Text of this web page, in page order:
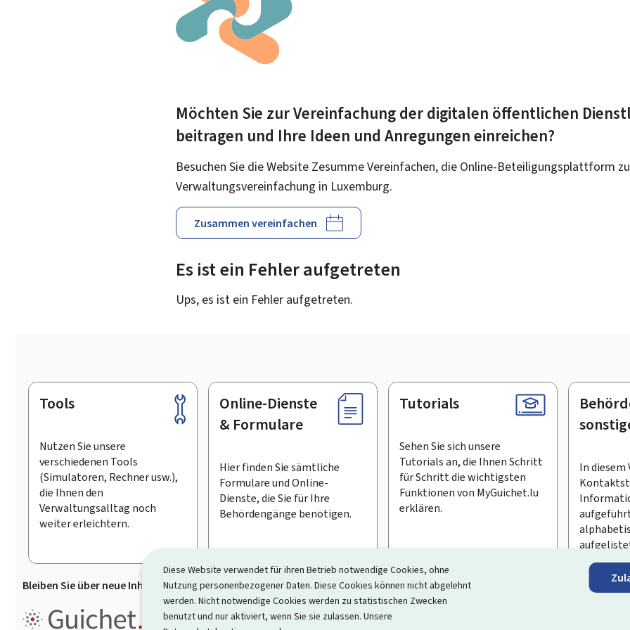
Diese Website verwendet für ihren Betrieb notwendige Cookies, ohne
Nutzung personenbezogener Daten. Diese Cookies können nicht abgelehnt
werden. Nicht notwendige Cookies werden zu statistischen Zwecken
benutzt und nur aktiviert, wenn Sie sie zulassen. Unsere
Möchten Sie zur Vereinfachung der digitalen öffentlichen
beitragen und Ihre Ideen und Anregungen einreichen?
Besuchen Sie die Website Zesumme Vereinfachen, die Online-Beteiligungsplattform
Verwaltungsvereinfachung in Luxemburg.
Zusammen vereinfachen
Es ist ein Fehler aufgetreten
Ups, es ist ein Fehler aufgetreten.
Footer
Tools
Nutzen Sie unsere
verschiedenen Tools
(Simulatoren, Rechner usw.),
die Ihnen den
Verwaltungsalltag noch
weiter erleichtern.
Online-Dienste
& Formulare
Hier finden Sie sämtliche
Formulare und Online-
Dienste, die Sie für Ihre
Behördengänge benötigen.
Tutorials
Sehen Sie sich unsere
Tutorials an, die Ihnen Schritt
für Schritt die wichtigsten
Funktionen von MyGuichet.lu
erklären.
In diesem
Bleiben Sie über neue Inhalte auf Guichet.lu informiert Den Newsletter abonnieren
Guichet.lu ist ein Informationsportal, das Ihre Interaktion mit dem Staat vereinfacht